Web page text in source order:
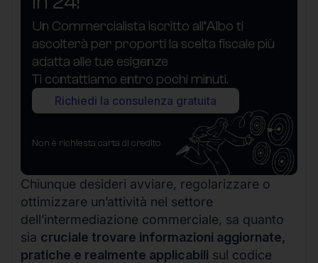
Un Commercialista iscritto all’Albo ti
ascolterà per proporti la scelta fiscale più
adatta alle tue esigenze
Ti contattiamo entro pochi minuti.
Richiedi la consulenza gratuita
Non è richiesta carta di credito
Chiunque desideri avviare, regolarizzare o
ottimizzare un’attività nel settore
dell’intermediazione commerciale, sa quanto
sia cruciale trovare informazioni aggiornate,
pratiche e realmente applicabili sul codice